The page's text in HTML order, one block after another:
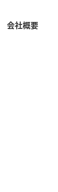
会社概要